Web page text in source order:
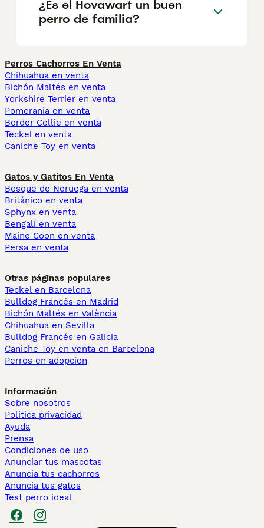
¿Es el Hovawart un buen
perro de familia?
Perros Cachorros En Venta
Chihuahua en venta
Bichón Maltés en venta
Yorkshire Terrier en venta
Pomerania en venta
Border Collie en venta
Teckel en venta
Caniche Toy en venta
Gatos y Gatitos En Venta
Bosque de Noruega en venta
Británico en venta
Sphynx en venta
Bengalí en venta
Maine Coon en venta
Persa en venta
Otras páginas populares
Teckel en Barcelona
Bulldog Francés en Madrid
Bichón Maltés en València
Chihuahua en Sevilla
Bulldog Francés en Galicia
Caniche Toy en venta en Barcelona
Perros en adopcion
Información
Sobre nosotros
Politica privacidad
Ayuda
Prensa
Condiciones de uso
Anunciar tus mascotas
Anuncia tus cachorros
Anuncia tus gatos
Test perro ideal